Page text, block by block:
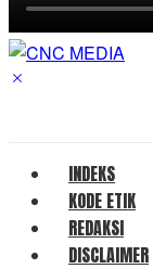
INDEKS
KODE ETIK
REDAKSI
DISCLAIMER